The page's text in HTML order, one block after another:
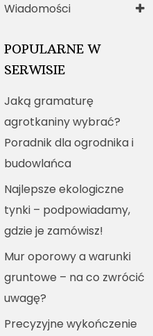
Wiadomości
POPULARNE W
SERWISIE
Jaką gramaturę
agrotkaniny wybrać?
Poradnik dla ogrodnika i
budowlańca
Najlepsze ekologiczne
tynki – podpowiadamy,
gdzie je zamówisz!
Mur oporowy a warunki
gruntowe – na co zwrócić
uwagę?
Precyzyjne wykończenie